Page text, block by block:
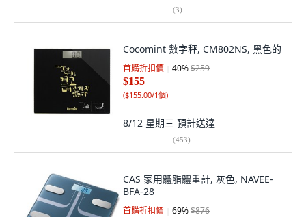
(3)
Cocomint 數字秤, CM802NS, 黑色的
首購折扣價 40%$259
$155
($155.00/1個)
8/12 星期三 預計送達
(453)
CAS 家用體脂體重計, 灰色, NAVEE-
BFA-28
首購折扣價 69%$876